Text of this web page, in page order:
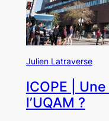
Julien Latraverse
ICOPE |
l’UQAM ?